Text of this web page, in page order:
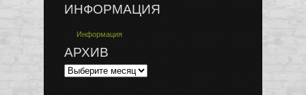
ИНФОРМАЦИЯ
Информация
АРХИВ